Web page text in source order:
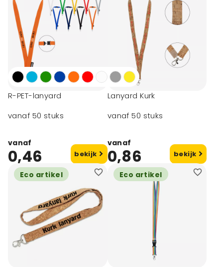
R-PET-lanyard
vanaf 50 stuks
vanaf
0,46 bekijk
Lanyard Kurk
vanaf 50 stuks
vanaf
0,86 bekijk
Eco artikel Eco artikel